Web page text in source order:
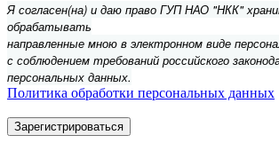
Я согласен(на) и даю право ГУП НАО "НКК"
обрабатывать
направленные мною в электронном виде
с соблюдением требований российского
персональных данных.
Политика обработки персональных данных